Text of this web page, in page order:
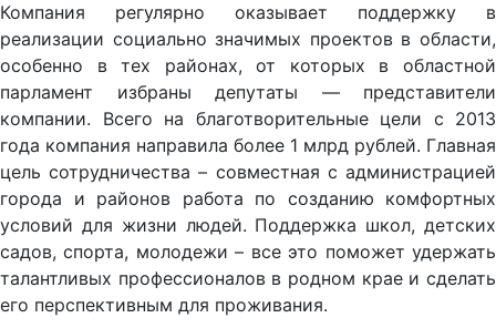
Компания регулярно оказывает поддержку в
реализации социально значимых проектов в области,
особенно в тех районах, от которых в областной
парламент избраны депутаты — представители
компании. Всего на благотворительные цели с 2013
года компания направила более 1 млрд рублей. Главная
цель сотрудничества – совместная с администрацией
города и районов работа по созданию комфортных
условий для жизни людей. Поддержка школ, детских
садов, спорта, молодежи – все это поможет удержать
талантливых профессионалов в родном крае и сделать
его перспективным для проживания.